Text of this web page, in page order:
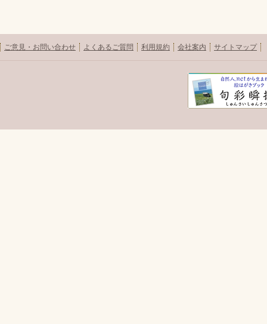
ご意見・お問い合わせ よくあるご質問 利用規約 会社案内 サイトマップ